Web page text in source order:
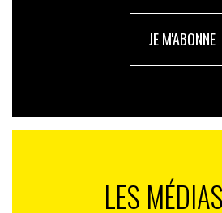
JE M'ABONNE
LES